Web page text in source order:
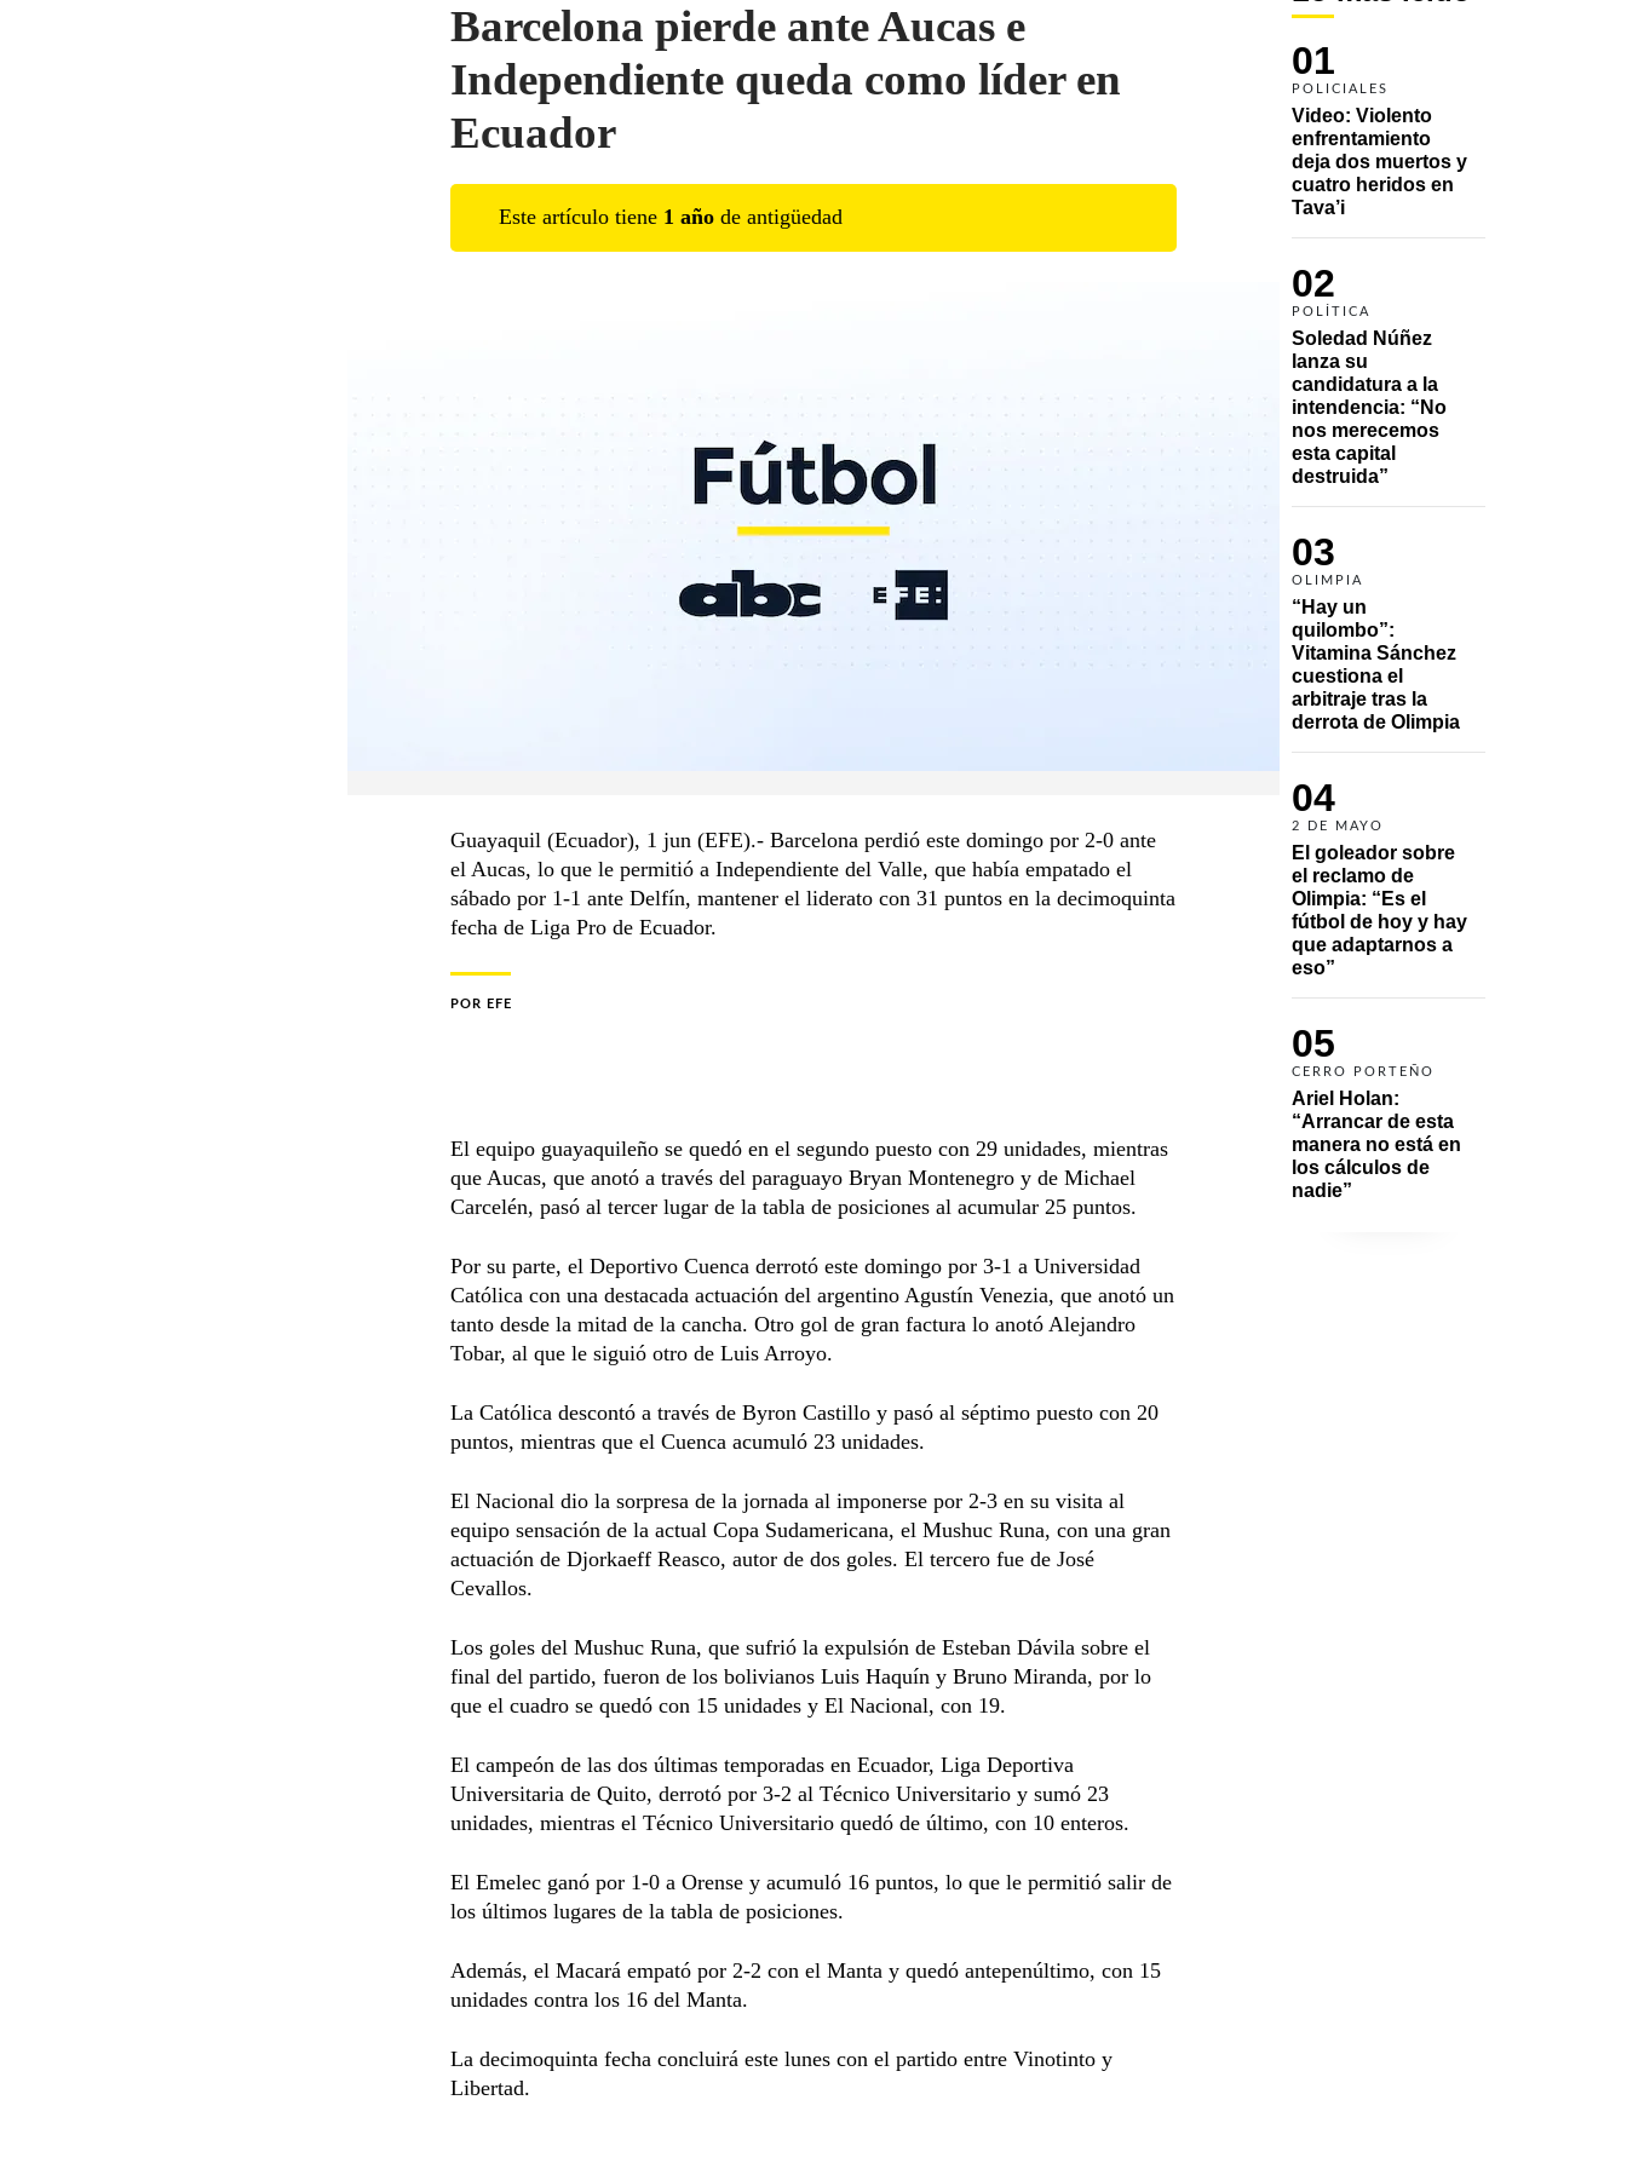
01
POLICIALES
Video: Violento
enfrentamiento
deja dos muertos y
cuatro heridos en
Tava’i
02
POLÍTICA
Soledad Núñez
lanza su
candidatura a la
intendencia: “No
nos merecemos
esta capital
destruida”
03
OLIMPIA
“Hay un
quilombo”:
Vitamina Sánchez
cuestiona el
arbitraje tras la
derrota de Olimpia
04
2 DE MAYO
El goleador sobre
el reclamo de
Olimpia: “Es el
fútbol de hoy y hay
que adaptarnos a
eso”
05
CERRO PORTEÑO
Ariel Holan:
“Arrancar de esta
manera no está en
los cálculos de
nadie”
Barcelona pierde ante Aucas e
Independiente queda como líder en
Ecuador
Este artículo tiene 1 año de antigüedad
Guayaquil (Ecuador), 1 jun (EFE).- Barcelona perdió este domingo por 2-0 ante
el Aucas, lo que le permitió a Independiente del Valle, que había empatado el
sábado por 1-1 ante Delfín, mantener el liderato con 31 puntos en la decimoquinta
fecha de Liga Pro de Ecuador.
POR EFE
El equipo guayaquileño se quedó en el segundo puesto con 29 unidades, mientras
que Aucas, que anotó a través del paraguayo Bryan Montenegro y de Michael
Carcelén, pasó al tercer lugar de la tabla de posiciones al acumular 25 puntos.
Por su parte, el Deportivo Cuenca derrotó este domingo por 3-1 a Universidad
Católica con una destacada actuación del argentino Agustín Venezia, que anotó un
tanto desde la mitad de la cancha. Otro gol de gran factura lo anotó Alejandro
Tobar, al que le siguió otro de Luis Arroyo.
La Católica descontó a través de Byron Castillo y pasó al séptimo puesto con 20
puntos, mientras que el Cuenca acumuló 23 unidades.
El Nacional dio la sorpresa de la jornada al imponerse por 2-3 en su visita al
equipo sensación de la actual Copa Sudamericana, el Mushuc Runa, con una gran
actuación de Djorkaeff Reasco, autor de dos goles. El tercero fue de José
Cevallos.
Los goles del Mushuc Runa, que sufrió la expulsión de Esteban Dávila sobre el
final del partido, fueron de los bolivianos Luis Haquín y Bruno Miranda, por lo
que el cuadro se quedó con 15 unidades y El Nacional, con 19.
El campeón de las dos últimas temporadas en Ecuador, Liga Deportiva
Universitaria de Quito, derrotó por 3-2 al Técnico Universitario y sumó 23
unidades, mientras el Técnico Universitario quedó de último, con 10 enteros.
El Emelec ganó por 1-0 a Orense y acumuló 16 puntos, lo que le permitió salir de
los últimos lugares de la tabla de posiciones.
Además, el Macará empató por 2-2 con el Manta y quedó antepenúltimo, con 15
unidades contra los 16 del Manta.
La decimoquinta fecha concluirá este lunes con el partido entre Vinotinto y
Libertad.